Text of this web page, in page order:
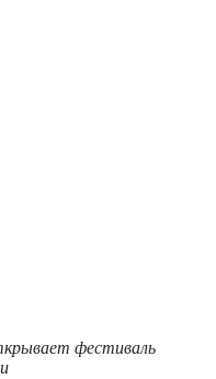
фестиваль